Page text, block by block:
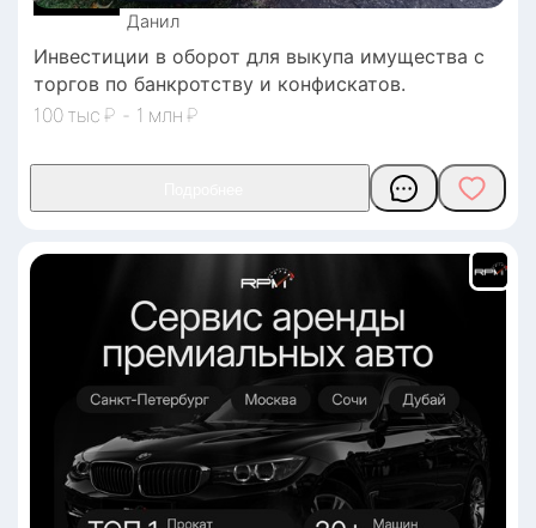
Данил
Инвестиции в оборот для выкупа имущества с
торгов по банкротству и конфискатов.
100
₽ - 1 ₽